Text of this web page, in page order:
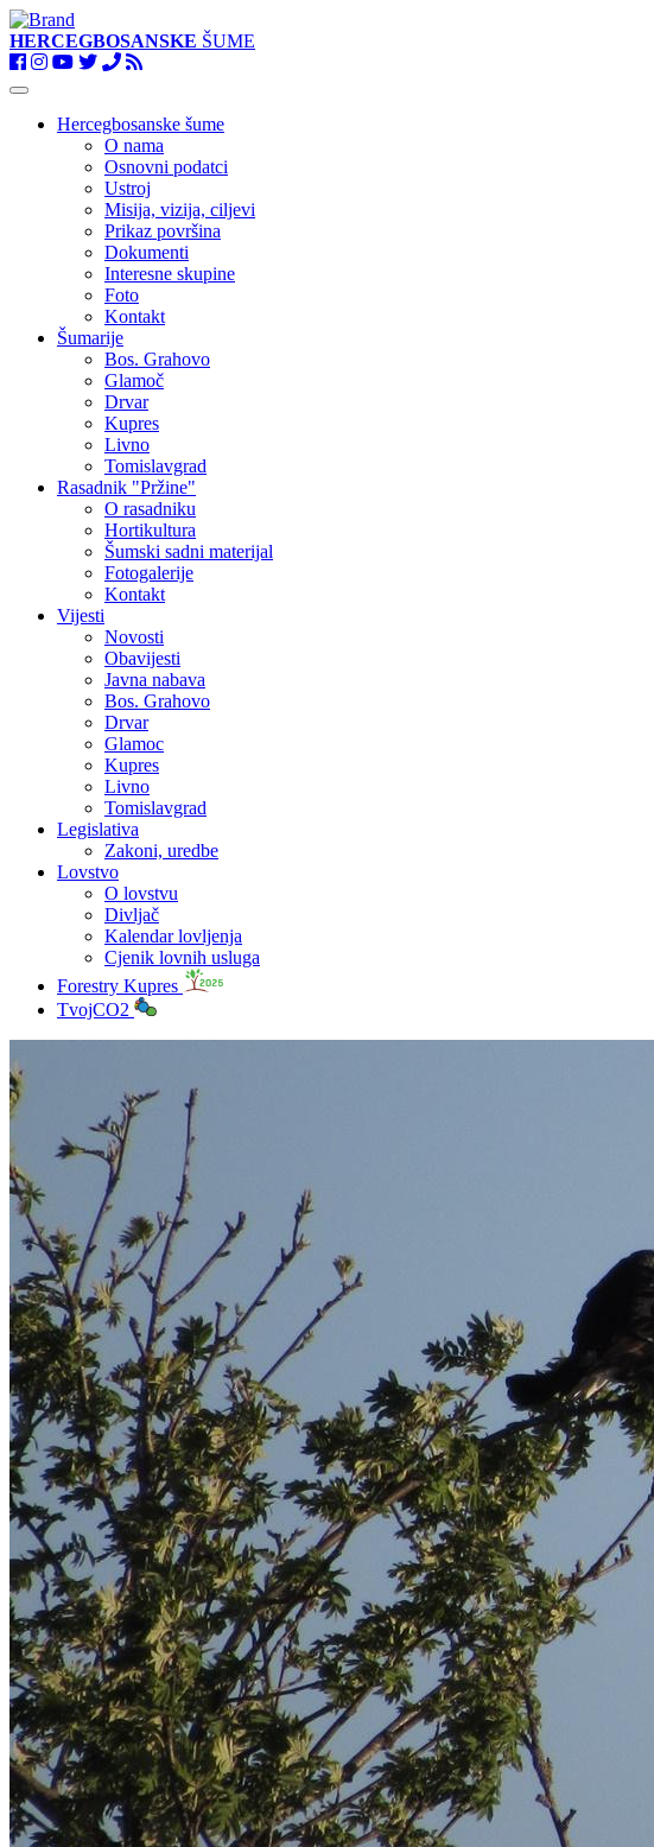
HERCEGBOSANSKE ŠUME
Toggle
navigationHercegbosanske šume
O nama
Osnovni podatci
Ustroj
Misija, vizija, ciljevi
Prikaz površina
Dokumenti
Interesne skupine
Foto
Kontakt
Šumarije
Bos. Grahovo
Glamoč
Drvar
Kupres
Livno
Tomislavgrad
Rasadnik "Pržine"
O rasadniku
Hortikultura
Šumski sadni materijal
Fotogalerije
Kontakt
Vijesti
Novosti
Obavijesti
Javna nabava
Bos. Grahovo
Drvar
Glamoc
Kupres
Livno
Tomislavgrad
Legislativa
Zakoni, uredbe
Lovstvo
O lovstvu
Divljač
Kalendar lovljenja
Cjenik lovnih usluga
Forestry Kupres
TvojCO2